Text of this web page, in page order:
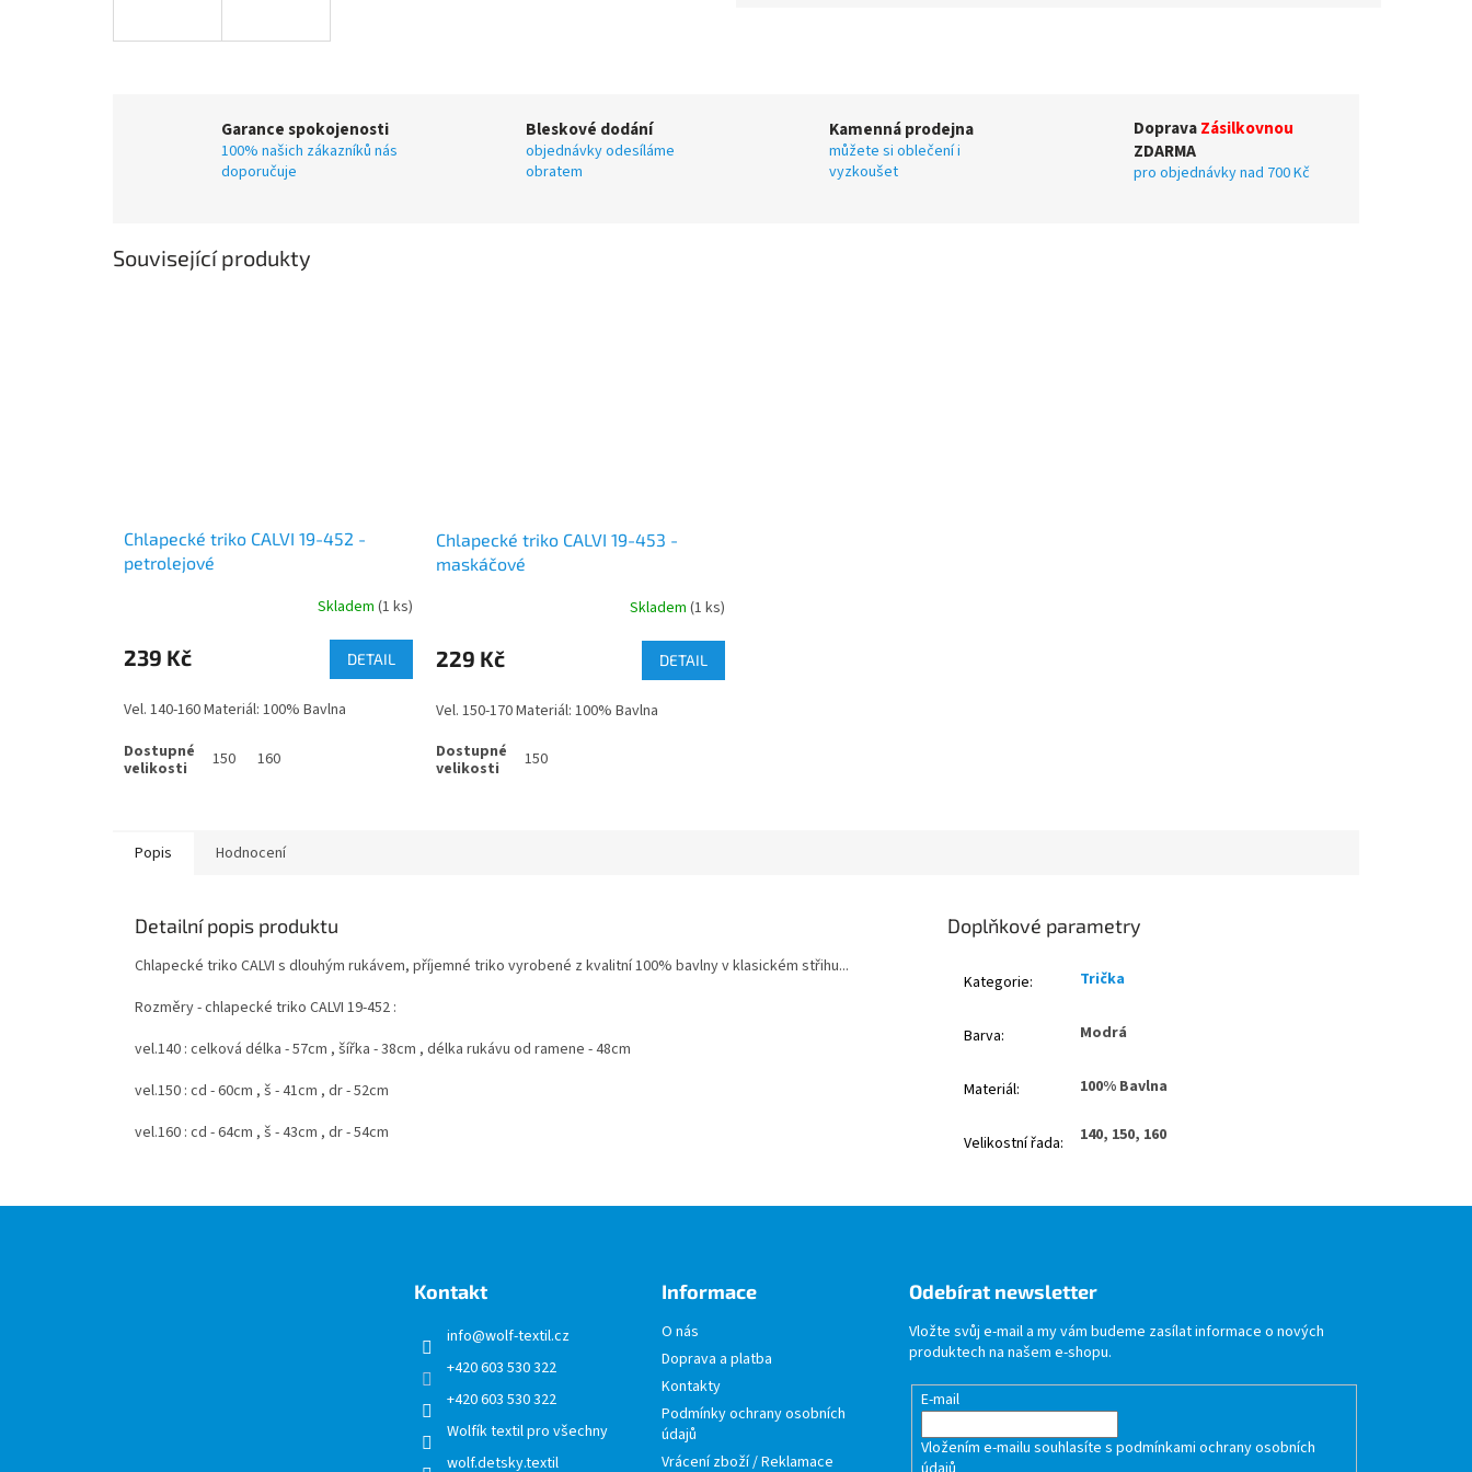
Garance spokojenosti
100% našich zákazníků nás
doporučuje
Bleskové dodání
objednávky odesíláme
obratem
Kamenná prodejna
můžete si oblečení i
vyzkoušet
DopravaZásilkovnou
ZDARMA
pro objednávky nad 700 Kč
Související produkty
Chlapecké triko CALVI 19-452 -
petrolejové
Skladem (1 ks)
239 Kč DETAIL
Vel. 140-160 Materiál: 100% Bavlna
150 160
Chlapecké triko CALVI 19-453 -
maskáčové
Skladem (1 ks)
229 Kč DETAIL
Vel. 150-170 Materiál: 100% Bavlna
150
Popis Hodnocení
Detailní popis produktu
Chlapecké triko CALVI s dlouhým rukávem, příjemné triko vyrobené z kvalitní 100% bavlny v klasickém střihu...
Rozměry - chlapecké triko CALVI 19-452 :
vel.140 : celková délka - 57cm , šířka - 38cm , délka rukávu od ramene - 48cm
vel.150 : cd - 60cm , š - 41cm , dr - 52cm
vel.160 : cd - 64cm , š - 43cm , dr - 54cm
Doplňkové parametry
Kategorie: Trička
Barva: Modrá
Materiál: 100% Bavlna
Velikostní řada: 140, 150, 160
Kontakt
info@wolf-textil.cz
+420 603 530 322
+420 603 530 322
Wolfík textil pro všechny
wolf.detsky.textil
Informace
O nás
Doprava a platba
Kontakty
Podmínky ochrany osobních
údajů
Vrácení zboží / Reklamace
Odebírat newsletter
Vložte svůj e-mail a my vám budeme zasílat informace o nových
produktech na našem e-shopu.
E-mail
Vložením e-mailu souhlasíte spodmínkami ochrany osobních